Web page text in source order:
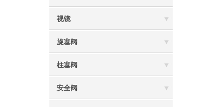
视镜
旋塞阀
柱塞阀
安全阀